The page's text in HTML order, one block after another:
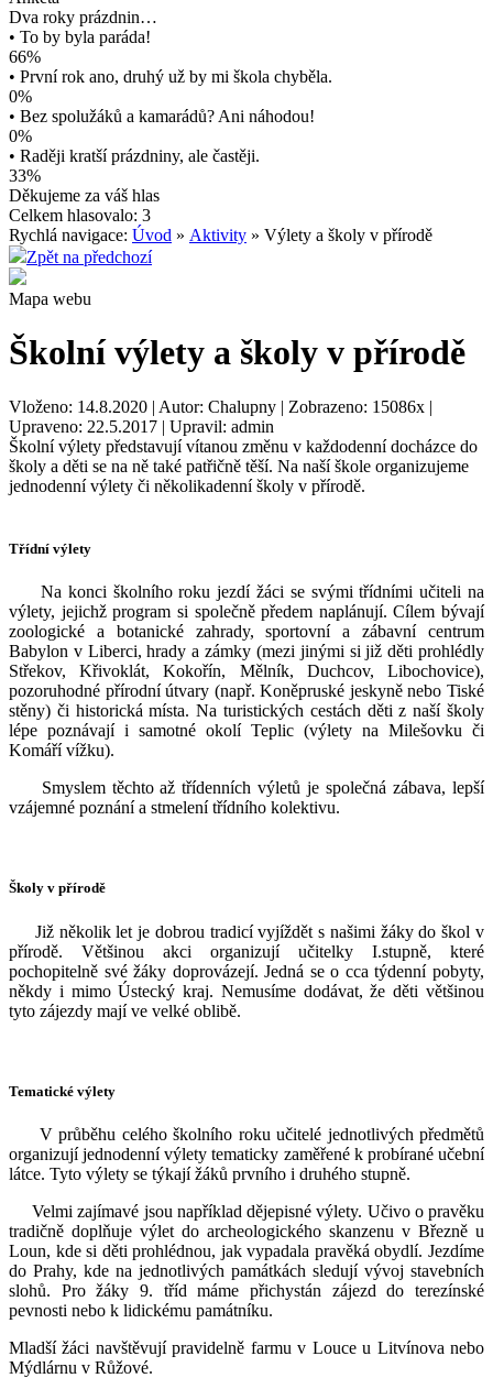
Dva roky prázdnin…
• To by byla paráda!
66%
• První rok ano, druhý už by mi škola chyběla.
0%
• Bez spolužáků a kamarádů? Ani náhodou!
0%
• Raději kratší prázdniny, ale častěji.
33%
Děkujeme za váš hlas
Celkem hlasovalo: 3
Rychlá navigace: Úvod » Aktivity » Výlety a školy v přírodě
Zpět na předchozí
Mapa webu
Školní výlety a školy v přírodě
Vloženo: 14.8.2020 | Autor: Chalupny | Zobrazeno: 15086x |
Upraveno: 22.5.2017 | Upravil: admin
Školní výlety představují vítanou změnu v každodenní docházce do
školy a děti se na ně také patřičně těší. Na naší škole organizujeme
jednodenní výlety či několikadenní školy v přírodě.
Třídní výlety
Na konci školního roku jezdí žáci se svými třídními učiteli na
výlety, jejichž program si společně předem naplánují. Cílem bývají
zoologické a botanické zahrady, sportovní a zábavní centrum
Babylon v Liberci, hrady a zámky (mezi jinými si již děti prohlédly
Střekov, Křivoklát, Kokořín, Mělník, Duchcov, Libochovice),
pozoruhodné přírodní útvary (např. Koněpruské jeskyně nebo Tiské
stěny) či historická místa. Na turistických cestách děti z naší školy
lépe poznávají i samotné okolí Teplic (výlety na Milešovku či
Komáří vížku).
Smyslem těchto až třídenních výletů je společná zábava, lepší
vzájemné poznání a stmelení třídního kolektivu.
Školy v přírodě
Již několik let je dobrou tradicí vyjíždět s našimi žáky do škol v
přírodě. Většinou akci organizují učitelky I.stupně, které
pochopitelně své žáky doprovázejí. Jedná se o cca týdenní pobyty,
někdy i mimo Ústecký kraj. Nemusíme dodávat, že děti většinou
tyto zájezdy mají ve velké oblibě.
Tematické výlety
V průběhu celého školního roku učitelé jednotlivých předmětů
organizují jednodenní výlety tematicky zaměřené k probírané učební
látce. Tyto výlety se týkají žáků prvního i druhého stupně.
Velmi zajímavé jsou například dějepisné výlety. Učivo o pravěku
tradičně doplňuje výlet do archeologického skanzenu v Březně u
Loun, kde si děti prohlédnou, jak vypadala pravěká obydlí. Jezdíme
do Prahy, kde na jednotlivých památkách sledují vývoj stavebních
slohů. Pro žáky 9. tříd máme přichystán zájezd do terezínské
pevnosti nebo k lidickému památníku.
Mladší žáci navštěvují pravidelně farmu v Louce u Litvínova nebo
Mýdlárnu v Růžové.